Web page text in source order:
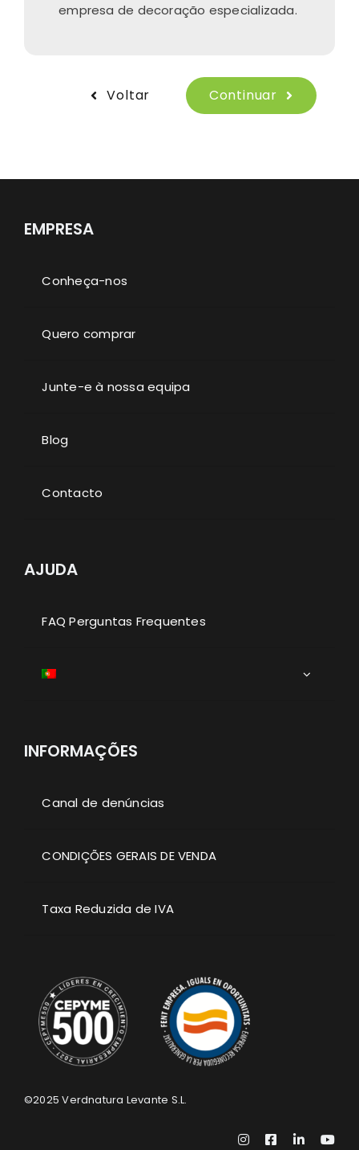
empresa de decoração especializada.
Voltar Continuar
EMPRESA
Conheça-nos
Quero comprar
Junte-e à nossa equipa
Blog
Contacto
AJUDA
FAQ Perguntas Frequentes
INFORMAÇÕES
Canal de denúncias
CONDIÇÕES GERAIS DE VENDA
Taxa Reduzida de IVA
©2025Verdnatura Levante S.L.